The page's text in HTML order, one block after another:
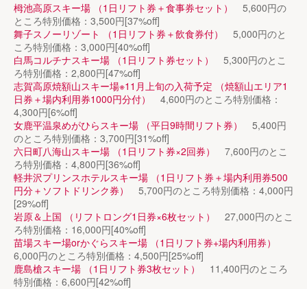
栂池高原スキー場 （1日リフト券＋食事券セット）
5,600円の
ところ特別価格：3,500円[37%off]
舞子スノーリゾート （1日リフト券＋飲食券付）
5,000円のと
ころ特別価格：3,000円[40%off]
白馬コルチナスキー場 （1日リフト券セット）
5,300円のとこ
ろ特別価格：2,800円[47%off]
志賀高原焼額山スキー場※11月上旬の入荷予定 （焼額山エリア1
日券＋場内利用券1000円分付）
4,600円のところ特別価格：
4,300円[6%off]
女鹿平温泉めがひらスキー場 （平日9時間リフト券）
5,400円
のところ特別価格：3,700円[31%off]
六日町八海山スキー場 （1日リフト券×2回券）
7,600円のとこ
ろ特別価格：4,800円[36%off]
軽井沢プリンスホテルスキー場 （1日リフト券＋場内利用券500
円分＋ソフトドリンク券）
5,700円のところ特別価格：4,000円
[29%off]
岩原＆上国 （リフトロング1日券×6枚セット）
27,000円のとこ
ろ特別価格：16,000円[40%off]
苗場スキー場orかぐらスキー場 （1日リフト券+場内利用券）
6,000円のところ特別価格：4,500円[25%off]
鹿島槍スキー場 （1日リフト券3枚セット）
11,400円のところ
特別価格：6,600円[42%off]